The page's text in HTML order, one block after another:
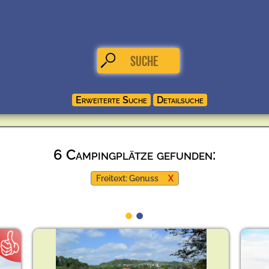
6 Campingplätze gefunden:
Freitext: Genuss X